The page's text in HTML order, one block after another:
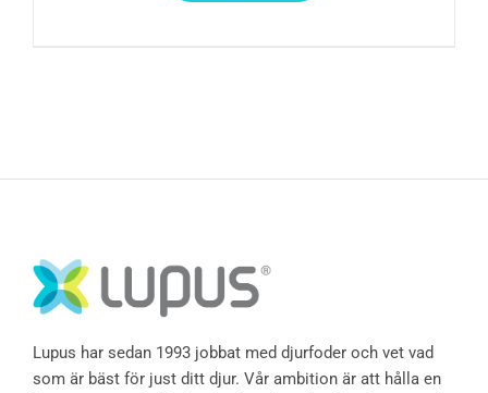
Lupus har sedan 1993 jobbat med djurfoder och vet vad
som är bäst för just ditt djur. Vår ambition är att hålla en